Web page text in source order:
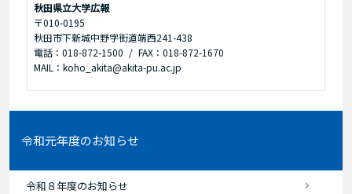
秋田県立大学広報
〒010-0195
秋田市下新城中野字街道端西241-438
電話：018-872-1500
FAX：018-872-1670
MAIL：koho_akita@akita-pu.ac.jp
令和元年度のお知らせ
令和８年度のお知らせ